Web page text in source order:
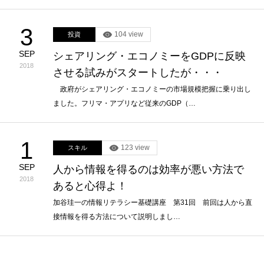
3
SEP
2018
投資 104 view
シェアリング・エコノミーをGDPに反映
させる試みがスタートしたが・・・
政府がシェアリング・エコノミーの市場規模把握に乗り出し
ました。フリマ・アプリなど従来のGDP（…
1
SEP
2018
スキル 123 view
人から情報を得るのは効率が悪い方法で
あると心得よ！
加谷珪一の情報リテラシー基礎講座 第31回 前回は人から直
接情報を得る方法について説明しまし…